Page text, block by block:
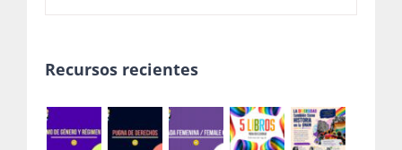
Recursos recientes